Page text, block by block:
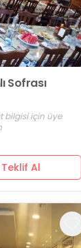
Sofrası
bilgisi için üye
Al